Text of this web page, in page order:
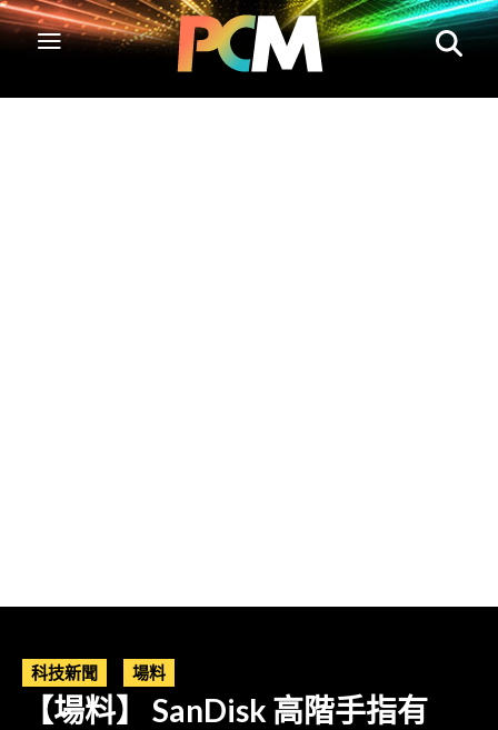
科技新聞 場料
【場料】 SanDisk 高階手指有